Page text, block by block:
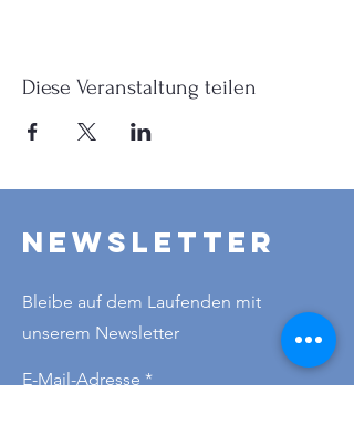
Diese Veranstaltung teilen
Newsletter
Bleibe auf dem Laufenden mit
unserem Newsletter
E-Mail-Adresse